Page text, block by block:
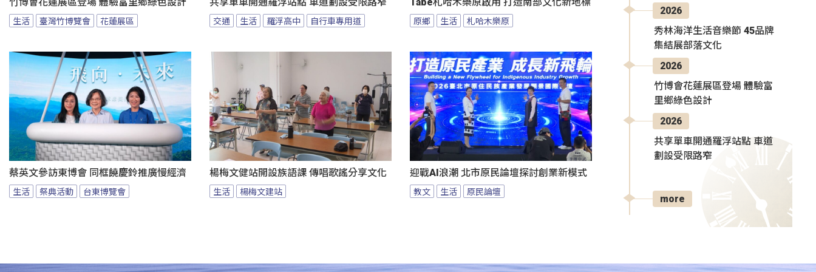
生活 臺灣竹博覽會 花蓮展區 交通 生活 羅浮高中 自行車專用道 原鄉 生活 札哈木樂原
蔡英文參訪東博會 同框饒慶鈴推廣慢經濟
生活 祭典活動 台東博覽會
楊梅文健站開設族語課 傳唱歌謠分享文化
生活 楊梅文建站
迎戰AI浪潮 北市原民論壇探討創業新模式
教文 生活 原民論壇
2026
秀林海洋生活音樂節 45品牌
集結展部落文化
2026
竹博會花蓮展區登場 體驗富
里鄉綠色設計
2026
共享單車開通羅浮站點 車道
劃設受限路窄
more